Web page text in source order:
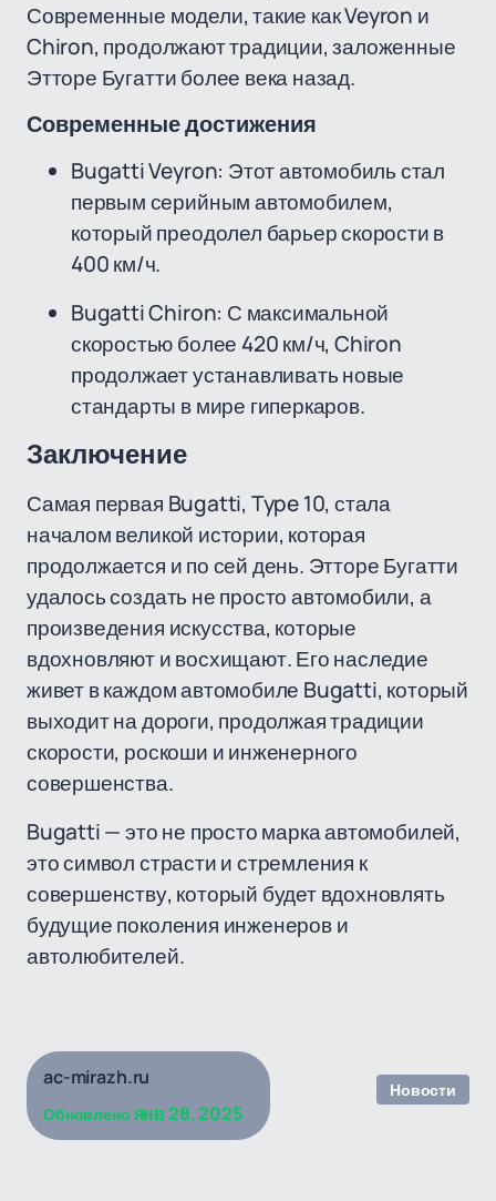
Современные модели, такие как Veyron и
Chiron, продолжают традиции, заложенные
Этторе Бугатти более века назад.
Современные достижения
Bugatti Veyron: Этот автомобиль стал
первым серийным автомобилем,
который преодолел барьер скорости в
400 км/ч.
Bugatti Chiron: С максимальной
скоростью более 420 км/ч, Chiron
продолжает устанавливать новые
стандарты в мире гиперкаров.
Заключение
Самая первая Bugatti, Type 10, стала
началом великой истории, которая
продолжается и по сей день. Этторе Бугатти
удалось создать не просто автомобили, а
произведения искусства, которые
вдохновляют и восхищают. Его наследие
живет в каждом автомобиле Bugatti, который
выходит на дороги, продолжая традиции
скорости, роскоши и инженерного
совершенства.
Bugatti — это не просто марка автомобилей,
это символ страсти и стремления к
совершенству, который будет вдохновлять
будущие поколения инженеров и
автолюбителей.
ac-mirazh.ru
Обновлено янв 28, 2025
Новости